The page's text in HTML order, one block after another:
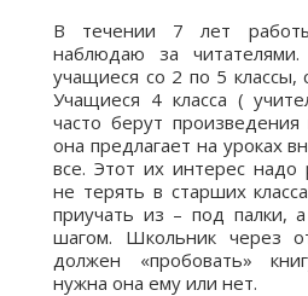
В течении 7 лет
наблюдаю за
учащиеся со 2 по 5 классы,
Учащиеся 4 класса (
часто берут произведения
она предлагает на уроках
все. Этот их интерес надо
не терять в старших
приучать из – под палки,
шагом. Школьник через
должен «пробовать»
нужна она ему или нет.